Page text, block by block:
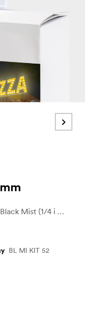
Zestaw zawierający 2 okrągłe filtry Black Mist (1/4 i 1/8) wraz z etui na filtry NiSi i ściereczką do czyszczenia. Filtry te nadają zdjęciom dodatkowy wymiar i charakter. Źródła światła zyskują przyjemne rozproszenie, podczas gdy cienie zachowują swój odcień i czerń. Jednocześnie filtr ten zmniejsza kontrast oraz zmiękcza zmarszczki i niedoskonałości, co sprawia, że świetnie nadaje się do fotografowania
BL MI KIT 52